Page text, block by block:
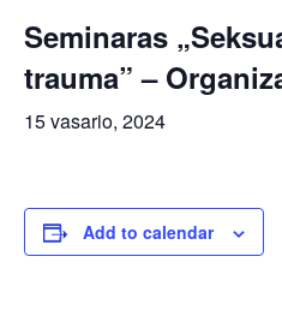
Seminaras
trauma” –
15 vasario, 2024
Add to calendar